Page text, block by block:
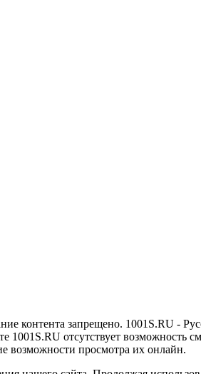
контента запрещено. 1001S.RU -
отсутствует возможность
возможности просмотра их онлайн.